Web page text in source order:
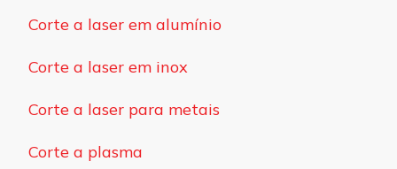
Corte a laser em alumínio
Corte a laser em inox
Corte a laser para metais
Corte a plasma